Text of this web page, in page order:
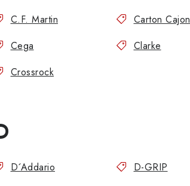
C.F. Martin Carton Cajon
Cega
Clarke
Crossrock
D´Addario D-GRIP